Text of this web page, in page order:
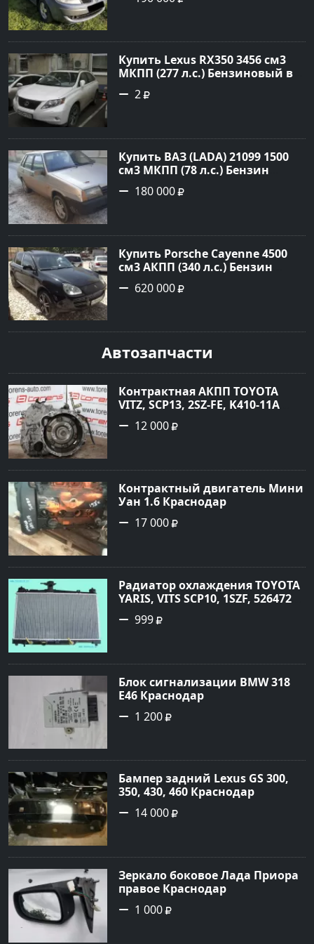
Универсал 2007 года по цене
Купить Lexus RX350 3456 см3
МКПП (277 л.с.) Бензиновый в
Краснодар: цвет
Перламутрово-белый
№3746 на сайте Авторынок23
2
Купить ВАЗ (LADA) 21099 1500
см3 МКПП (78 л.с.) Бензин
инжектор в Гостагаевская :
цвет Серебряный Седан 2001
Авторынок23
180 000
Купить Porsche Cayenne 4500
см3 АКПП (340 л.с.) Бензин
турбонаддув в Новороссийск:
цвет черный Внедорожник
сайте Авторынок23
620 000
Автозапчасти
Контрактная АКПП TOYOTA
VITZ, SCP13, 2SZ-FE, K410-11A
Ростов
12 000
Контрактный двигатель Мини
Уан 1.6 Краснодар
17 000
Радиатор охлаждения TOYOTA
YARIS, VITS SCP10, 1SZF, 5264720
Краснодар
999
Блок сигнализации BMW 318
E46 Краснодар
1 200
Бампер задний Lexus GS 300,
350, 430, 460 Краснодар
14 000
Зеркало боковое Лада Приора
правое Краснодар
1 000